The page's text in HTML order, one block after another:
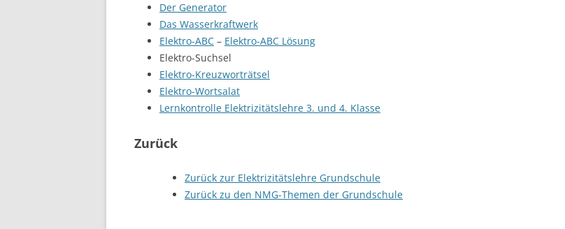
Der Generator
Das Wasserkraftwerk
Elektro-ABC – Elektro-ABC Lösung
Elektro-Suchsel
Elektro-Kreuzworträtsel
Elektro-Wortsalat
Lernkontrolle Elektrizitätslehre 3. und 4. Klasse
Zurück
Zurück zur Elektrizitätslehre Grundschule
Zurück zu den NMG-Themen der Grundschule